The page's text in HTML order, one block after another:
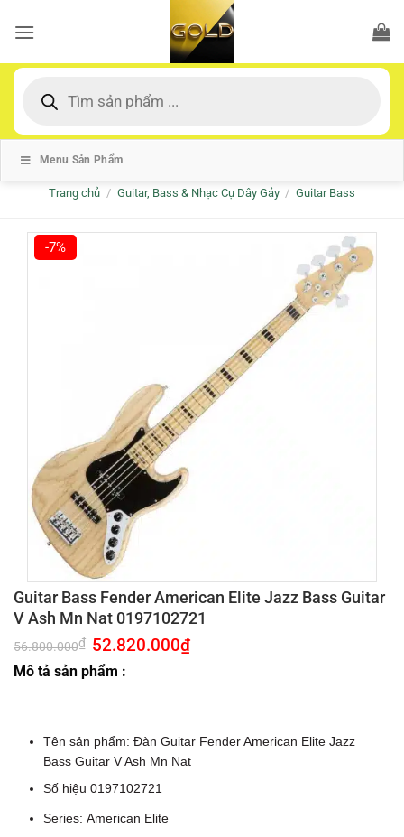
qua
dung
kiếm
Menu Sản Phẩm
Trang chủ / Guitar, Bass & Nhạc Cụ Dây Gảy / Guitar Bass
-7%
Guitar Bass Fender American Elite Jazz Bass Guitar
V Ash Mn Nat 0197102721
56.800.000₫ Giá
gốc
là:
56.800.000₫.
52.820.000₫Giá
Mô tả sản phẩm :
Tên sản phẩm: Đàn Guitar Fender American Elite Jazz
Bass Guitar V Ash Mn Nat
Số hiệu 0197102721
Series: American Elite